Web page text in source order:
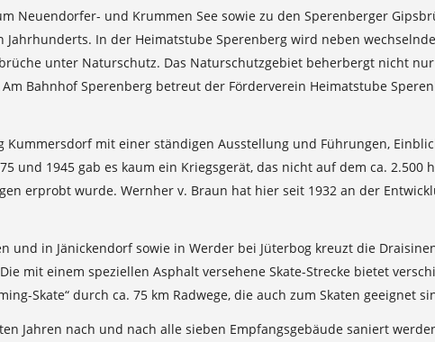
Neuendorfer- und Krummen See sowie zu den Sperenberger
In der Heimatstube Sperenberg wird neben
unter Naturschutz. Das Naturschutzgebiet beherbergt nicht
Bahnhof Sperenberg betreut der Förderverein Heimatstube
mit einer ständigen Ausstellung und Führungen,
und 1945 gab es kaum ein Kriegsgerät, das nicht auf dem ca.
erprobt wurde. Wernher v. Braun hat hier seit 1932 an der
in Jänickendorf sowie in Werder bei Jüterbog kreuzt die
mit einem speziellen Asphalt versehene Skate-Strecke bietet
Skate“ durch ca. 75 km Radwege, die auch zum Skaten geeignet
Jahren nach und nach alle sieben Empfangsgebäude saniert